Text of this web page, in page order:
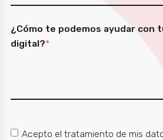
¿Cómo te podemos ayudar con
digital?*
Acepto el tratamiento de mis